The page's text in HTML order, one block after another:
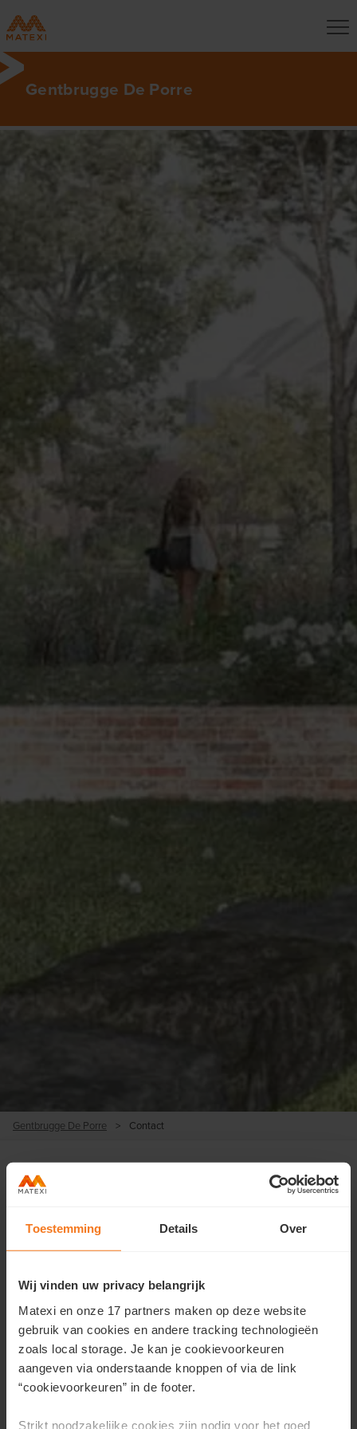
Toestemming Details Over
Wij vinden uw privacy belangrijk
Matexi en onze 17 partners maken op deze website
gebruik van cookies en andere tracking technologieën
zoals local storage. Je kan je cookievoorkeuren
aangeven via onderstaande knoppen of via de link
“cookievoorkeuren” in de footer.
Strikt noodzakelijke cookies zijn nodig voor het goed
Gentbrugge De Porre
Gentbrugge De Porre > Contact
Contacteer ons
Wil je meer informatie over dit project of wens je een
Vul hier je gegevens in en we contacteren je zo snel
mogelijk.
Voornaam*